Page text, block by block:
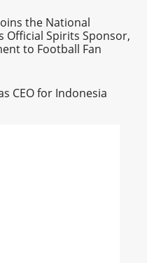
the National
Official Spirits Sponsor,
to Football Fan
CEO for Indonesia